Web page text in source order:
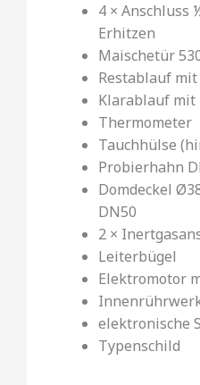
4 × Anschluss
Erhitzen
Maischetür
Restablauf
Klarablauf mit
Thermometer
Tauchhülse
Probierhahn
Domdeckel
DN50
2 ×
Leiterbügel
Elektromotor
elektronische
Typenschild